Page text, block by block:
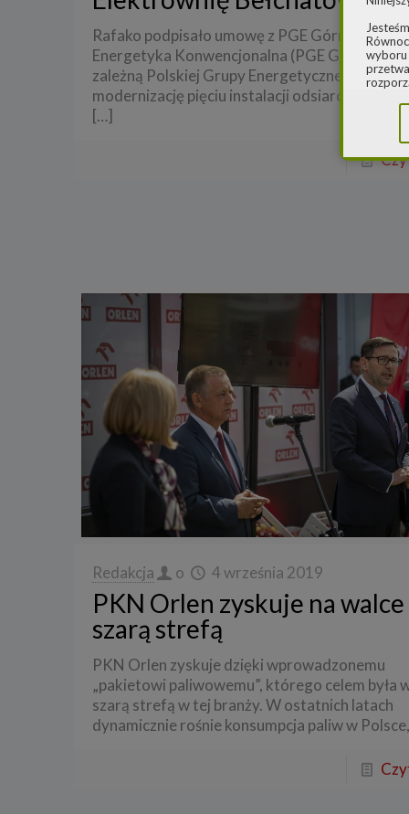
Rafako podpisało umowę z PGE Górnictwo i
Energetyka Konwencjonalna (PGE GiEK) –
zależną Polskiej Grupy Energetycznej (PGE) –
modernizację pięciu instalacji odsiarczania
[…]
Redakcja o 4 września 2019
PKN Orlen zyskuje na walce
szarą strefą
PKN Orlen zyskuje dzięki wprowadzonemu
„pakietowi paliwowemu”, którego celem była
szarą strefą w tej branży. W ostatnich latach
dynamicznie rośnie konsumpcja paliw w Polsce,
wyboru
2.
W
a) pod
b)
3.
stron i
4. Cel
a)
swoje
b)
oraz
c)